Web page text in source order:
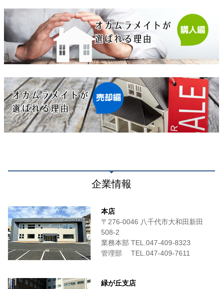
企業情報
本店
〒276-0046 八千代市大和田新田
508-2
業務本部 TEL.047-409-8323
管理部 TEL.047-409-7611
緑が丘支店